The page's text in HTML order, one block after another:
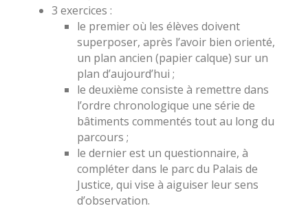
3 exercices :
le premier où les élèves doivent
superposer, après l’avoir bien orienté,
un plan ancien (papier calque) sur un
plan d’aujourd’hui ;
le deuxième consiste à remettre dans
l’ordre chronologique une série de
bâtiments commentés tout au long du
parcours ;
le dernier est un questionnaire, à
compléter dans le parc du Palais de
Justice, qui vise à aiguiser leur sens
d’observation.